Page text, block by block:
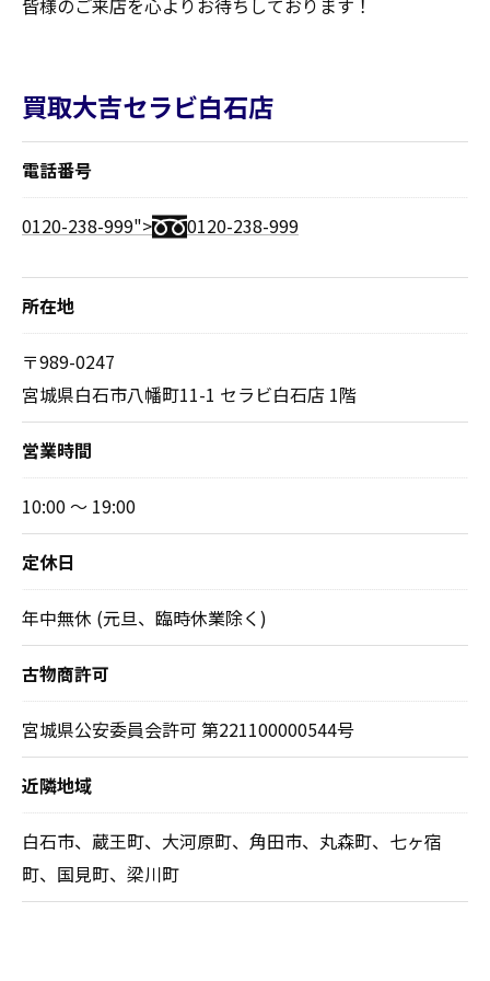
買取大吉セラビ白石店
電話番号
0120-238-999"> 0120-238-999
所在地
〒989-0247
宮城県白石市八幡町11-1 セラビ白石店 1階
営業時間
10:00 ～ 19:00
定休日
年中無休 (元旦、臨時休業除く)
古物商許可
宮城県公安委員会許可 第221100000544号
近隣地域
白石市、蔵王町、大河原町、角田市、丸森町、七ヶ宿
町、国見町、梁川町